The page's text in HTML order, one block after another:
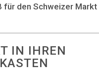
für den Schweizer
IN IHREN